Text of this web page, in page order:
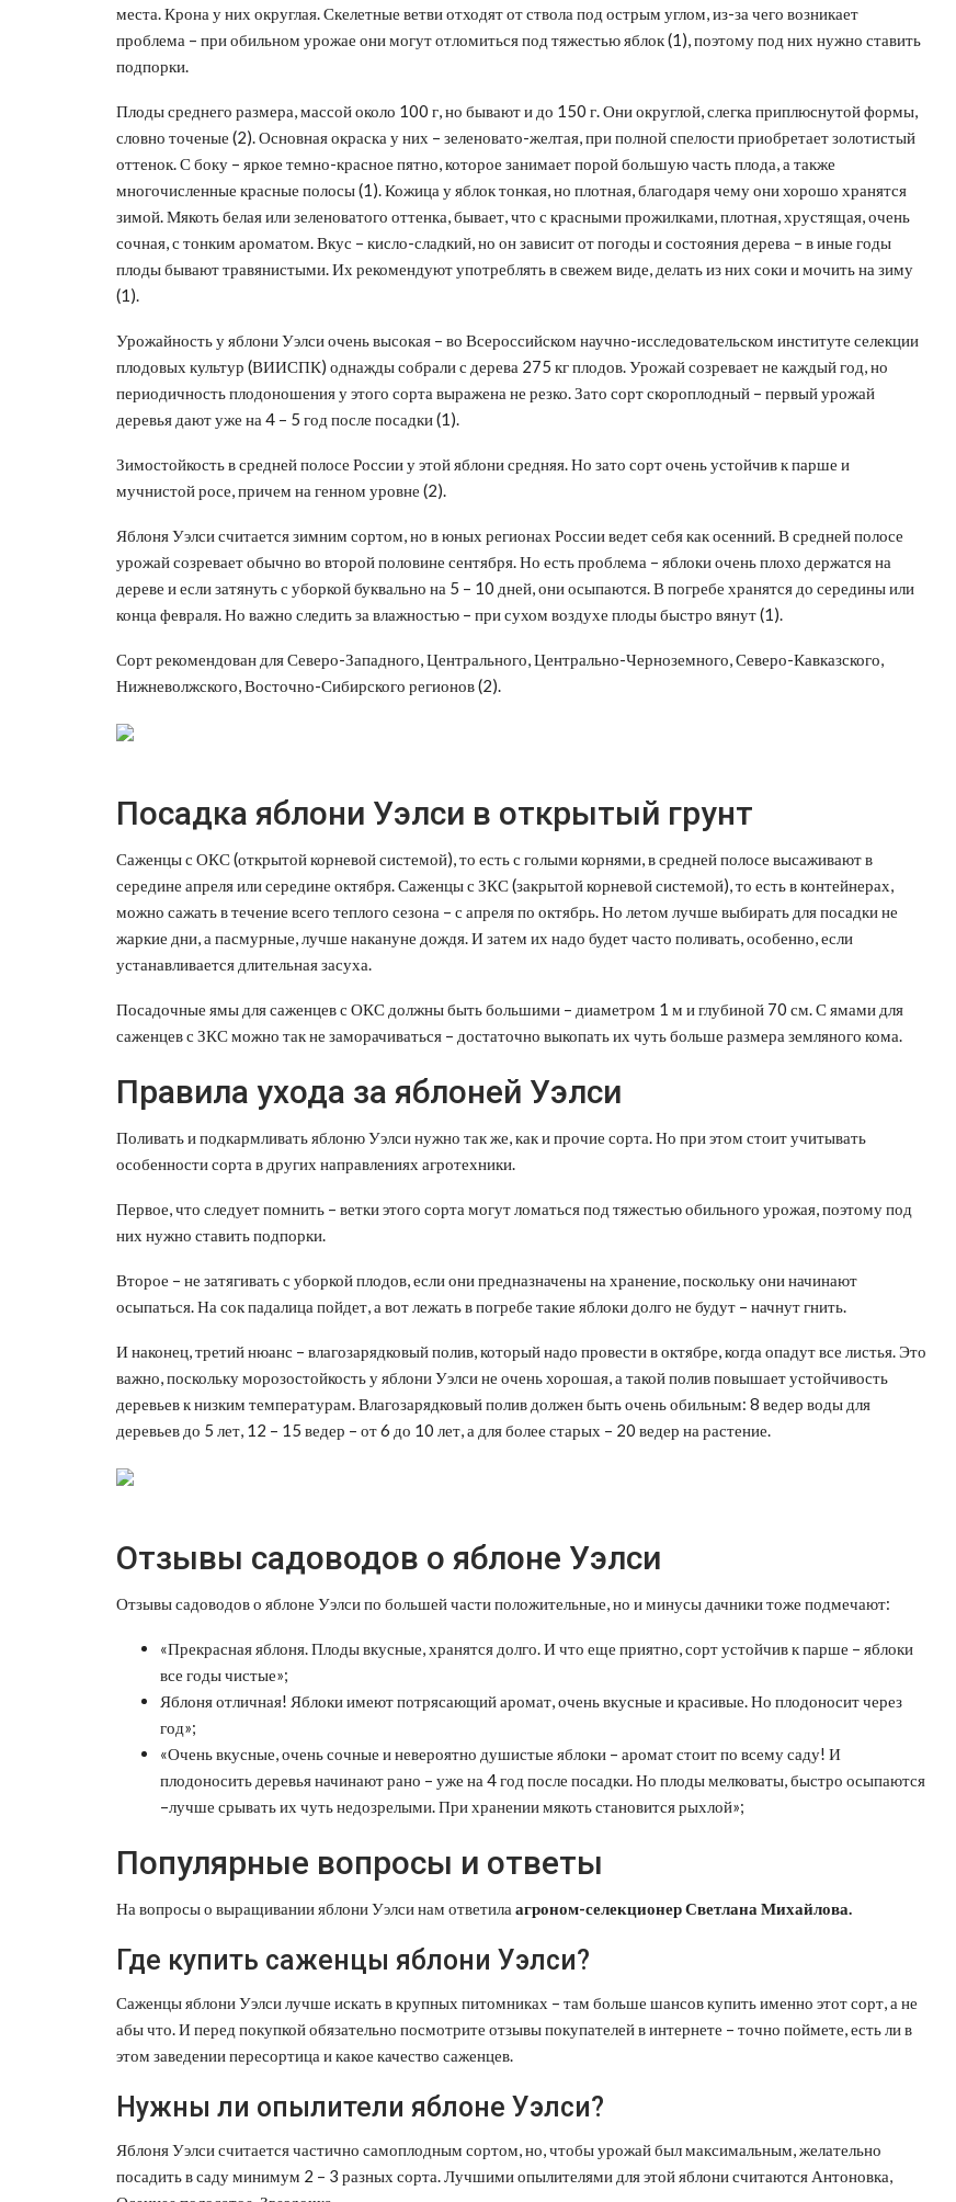
места. Крона у них округлая. Скелетные ветви отходят от ствола под острым углом, из-за чего возникает
проблема – при обильном урожае они могут отломиться под тяжестью яблок (1), поэтому под них нужно ставить
подпорки.
Плоды среднего размера, массой около 100 г, но бывают и до 150 г. Они округлой, слегка приплюснутой формы,
словно точеные (2). Основная окраска у них – зеленовато-желтая, при полной спелости приобретает золотистый
оттенок. С боку – яркое темно-красное пятно, которое занимает порой большую часть плода, а также
многочисленные красные полосы (1). Кожица у яблок тонкая, но плотная, благодаря чему они хорошо хранятся
зимой. Мякоть белая или зеленоватого оттенка, бывает, что с красными прожилками, плотная, хрустящая, очень
сочная, с тонким ароматом. Вкус – кисло-сладкий, но он зависит от погоды и состояния дерева – в иные годы
плоды бывают травянистыми. Их рекомендуют употреблять в свежем виде, делать из них соки и мочить на зиму
(1).
Урожайность у яблони Уэлси очень высокая – во Всероссийском научно-исследовательском институте селекции
плодовых культур (ВИИСПК) однажды собрали с дерева 275 кг плодов. Урожай созревает не каждый год, но
периодичность плодоношения у этого сорта выражена не резко. Зато сорт скороплодный – первый урожай
деревья дают уже на 4 – 5 год после посадки (1).
Зимостойкость в средней полосе России у этой яблони средняя. Но зато сорт очень устойчив к парше и
мучнистой росе, причем на генном уровне (2).
Яблоня Уэлси считается зимним сортом, но в юных регионах России ведет себя как осенний. В средней полосе
урожай созревает обычно во второй половине сентября. Но есть проблема – яблоки очень плохо держатся на
дереве и если затянуть с уборкой буквально на 5 – 10 дней, они осыпаются. В погребе хранятся до середины или
конца февраля. Но важно следить за влажностью – при сухом воздухе плоды быстро вянут (1).
Сорт рекомендован для Северо-Западного, Центрального, Центрально-Черноземного, Северо-Кавказского,
Нижневолжского, Восточно-Сибирского регионов (2).
Посадка яблони Уэлси в открытый грунт
Саженцы с ОКС (открытой корневой системой), то есть с голыми корнями, в средней полосе высаживают в
середине апреля или середине октября. Саженцы с ЗКС (закрытой корневой системой), то есть в контейнерах,
можно сажать в течение всего теплого сезона – с апреля по октябрь. Но летом лучше выбирать для посадки не
жаркие дни, а пасмурные, лучше накануне дождя. И затем их надо будет часто поливать, особенно, если
устанавливается длительная засуха.
Посадочные ямы для саженцев с ОКС должны быть большими – диаметром 1 м и глубиной 70 см. С ямами для
саженцев с ЗКС можно так не заморачиваться – достаточно выкопать их чуть больше размера земляного кома.
Правила ухода за яблоней Уэлси
Поливать и подкармливать яблоню Уэлси нужно так же, как и прочие сорта. Но при этом стоит учитывать
особенности сорта в других направлениях агротехники.
Первое, что следует помнить – ветки этого сорта могут ломаться под тяжестью обильного урожая, поэтому под
них нужно ставить подпорки.
Второе – не затягивать с уборкой плодов, если они предназначены на хранение, поскольку они начинают
осыпаться. На сок падалица пойдет, а вот лежать в погребе такие яблоки долго не будут – начнут гнить.
И наконец, третий нюанс – влагозарядковый полив, который надо провести в октябре, когда опадут все листья. Это
важно, поскольку морозостойкость у яблони Уэлси не очень хорошая, а такой полив повышает устойчивость
деревьев к низким температурам. Влагозарядковый полив должен быть очень обильным: 8 ведер воды для
деревьев до 5 лет, 12 – 15 ведер – от 6 до 10 лет, а для более старых – 20 ведер на растение.
Отзывы садоводов о яблоне Уэлси
Отзывы садоводов о яблоне Уэлси по большей части положительные, но и минусы дачники тоже подмечают:
«Прекрасная яблоня. Плоды вкусные, хранятся долго. И что еще приятно, сорт устойчив к парше – яблоки
все годы чистые»;
Яблоня отличная! Яблоки имеют потрясающий аромат, очень вкусные и красивые. Но плодоносит через
год»;
«Очень вкусные, очень сочные и невероятно душистые яблоки – аромат стоит по всему саду! И
плодоносить деревья начинают рано – уже на 4 год после посадки. Но плоды мелковаты, быстро осыпаются
–лучше срывать их чуть недозрелыми. При хранении мякоть становится рыхлой»;
Популярные вопросы и ответы
На вопросы о выращивании яблони Уэлси нам ответила агроном-селекционер Светлана Михайлова.
Где купить саженцы яблони Уэлси?
Саженцы яблони Уэлси лучше искать в крупных питомниках – там больше шансов купить именно этот сорт, а не
абы что. И перед покупкой обязательно посмотрите отзывы покупателей в интернете – точно поймете, есть ли в
этом заведении пересортица и какое качество саженцев.
Нужны ли опылители яблоне Уэлси?
Яблоня Уэлси считается частично самоплодным сортом, но, чтобы урожай был максимальным, желательно
посадить в саду минимум 2 – 3 разных сорта. Лучшими опылителями для этой яблони считаются Антоновка,